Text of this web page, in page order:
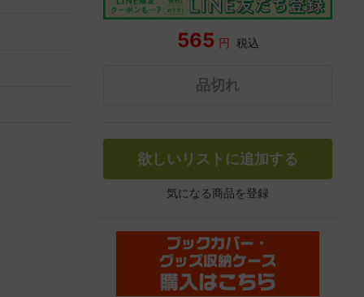
565 円 税込
品切れ
欲しいリストに追加する
気になる商品を登録